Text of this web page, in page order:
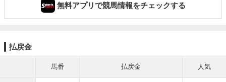
無料アプリで競馬情報をチェックする
払戻金
馬番 払戻金 人気